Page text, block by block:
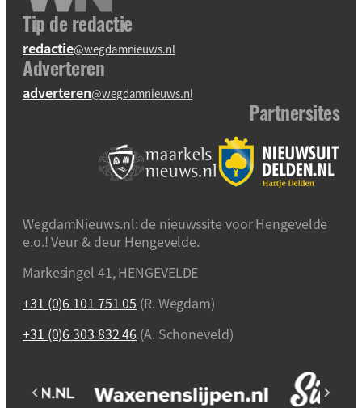
Tip de redactie
redactie@wegdamnieuws.nl
Adverteren
adverteren@wegdamnieuws.nl
Partnersites
WegdamNieuws.nl: de nieuwssite voor Hengevelde
e.o.! Veur & deur Hengevelde.
Markesingel 41, HENGEVELDE
+31 (0)6 101 751 05 (R. Wegdam)
+31 (0)6 303 832 46 (A. Schoneveld)